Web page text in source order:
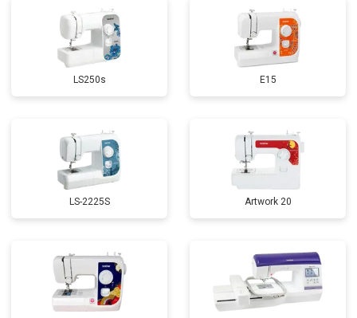
LS250s E15
LS-2225S Artwork 20